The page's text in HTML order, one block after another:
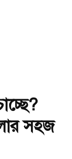
সহজ